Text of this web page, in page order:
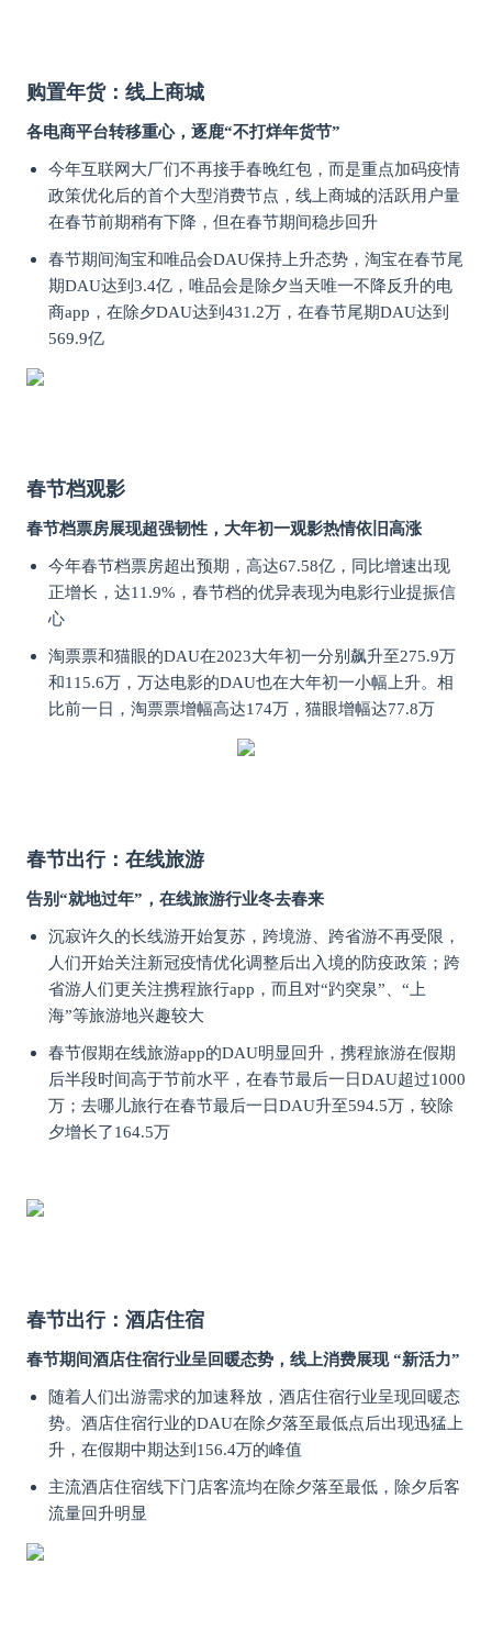
购置年货：线上商城
各电商平台转移重心，逐鹿“不打烊年货节”
今年互联网大厂们不再接手春晚红包，而是重点加码疫情
政策优化后的首个大型消费节点，线上商城的活跃用户量
在春节前期稍有下降，但在春节期间稳步回升
春节期间淘宝和唯品会DAU保持上升态势，淘宝在春节尾
期DAU达到3.4亿，唯品会是除夕当天唯一不降反升的电
商app，在除夕DAU达到431.2万，在春节尾期DAU达到
569.9亿
春节档观影
春节档票房展现超强韧性，大年初一观影热情依旧高涨
今年春节档票房超出预期，高达67.58亿，同比增速出现
正增长，达11.9%，春节档的优异表现为电影行业提振信
心
淘票票和猫眼的DAU在2023大年初一分别飙升至275.9万
和115.6万，万达电影的DAU也在大年初一小幅上升。相
比前一日，淘票票增幅高达174万，猫眼增幅达77.8万
春节出行：在线旅游
告别“就地过年”，在线旅游行业冬去春来
沉寂许久的长线游开始复苏，跨境游、跨省游不再受限，
人们开始关注新冠疫情优化调整后出入境的防疫政策；跨
省游人们更关注携程旅行app，而且对“趵突泉”、“上
海”等旅游地兴趣较大
春节假期在线旅游app的DAU明显回升，携程旅游在假期
后半段时间高于节前水平，在春节最后一日DAU超过1000
万；去哪儿旅行在春节最后一日DAU升至594.5万，较除
夕增长了164.5万
春节出行：酒店住宿
春节期间酒店住宿行业呈回暖态势，线上消费展现 “新活力”
随着人们出游需求的加速释放，酒店住宿行业呈现回暖态
势。酒店住宿行业的DAU在除夕落至最低点后出现迅猛上
升，在假期中期达到156.4万的峰值
主流酒店住宿线下门店客流均在除夕落至最低，除夕后客
流量回升明显